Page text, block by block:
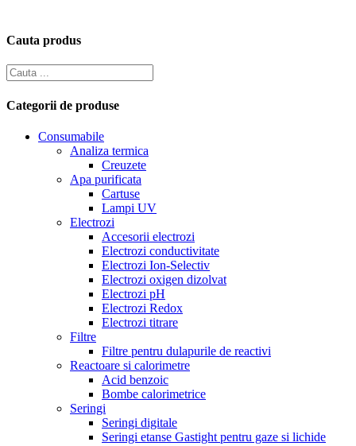
Cauta produs
Categorii de produse
Consumabile
Analiza termica
Creuzete
Apa purificata
Cartuse
Lampi UV
Electrozi
Accesorii electrozi
Electrozi conductivitate
Electrozi Ion-Selectiv
Electrozi oxigen dizolvat
Electrozi pH
Electrozi Redox
Electrozi titrare
Filtre
Filtre pentru dulapurile de reactivi
Reactoare si calorimetre
Acid benzoic
Bombe calorimetrice
Seringi
Seringi digitale
Seringi etanse Gastight pentru gaze si lichide